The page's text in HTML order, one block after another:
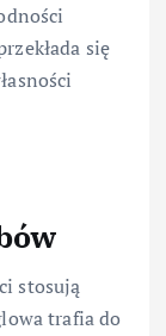
się
stosują
trafia do